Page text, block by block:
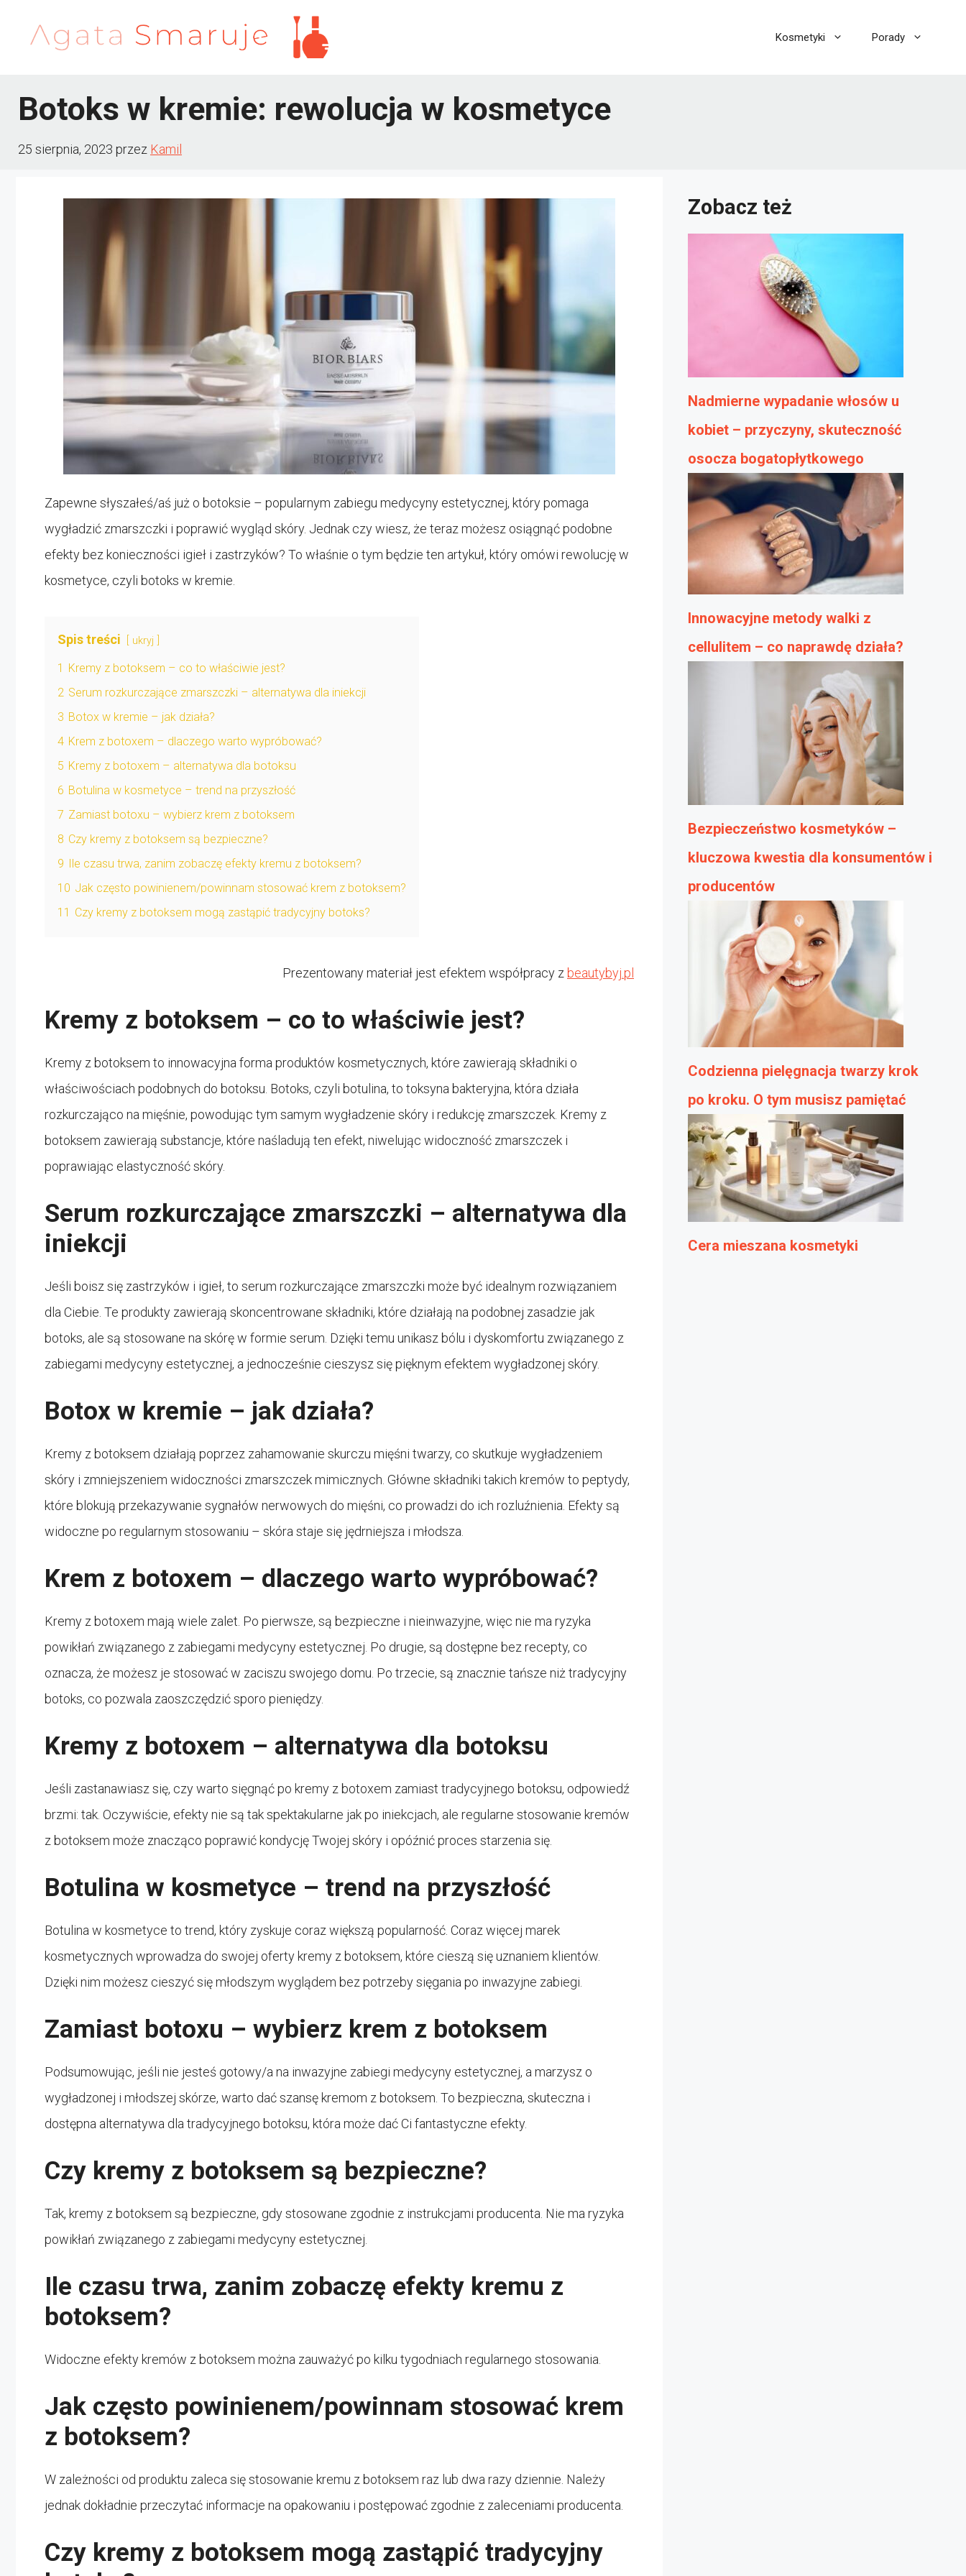
Kosmetyki Porady
Botoks w kremie: rewolucja w kosmetyce
25 sierpnia, 2023 przez Kamil
Zapewne słyszałeś/aś już o botoksie – popularnym zabiegu medycyny estetycznej, który pomaga
wygładzić zmarszczki i poprawić wygląd skóry. Jednak czy wiesz, że teraz możesz osiągnąć podobne
efekty bez konieczności igieł i zastrzyków? To właśnie o tym będzie ten artykuł, który omówi rewolucję w
kosmetyce, czyli botoks w kremie.
Spis treści ukryj
1 Kremy z botoksem – co to właściwie jest?
2 Serum rozkurczające zmarszczki – alternatywa dla iniekcji
3 Botox w kremie – jak działa?
4 Krem z botoxem – dlaczego warto wypróbować?
5 Kremy z botoxem – alternatywa dla botoksu
6 Botulina w kosmetyce – trend na przyszłość
7 Zamiast botoxu – wybierz krem z botoksem
8 Czy kremy z botoksem są bezpieczne?
9 Ile czasu trwa, zanim zobaczę efekty kremu z botoksem?
10 Jak często powinienem/powinnam stosować krem z botoksem?
11 Czy kremy z botoksem mogą zastąpić tradycyjny botoks?
Prezentowany materiał jest efektem współpracy z beautybyj.pl
Kremy z botoksem – co to właściwie jest?
Kremy z botoksem to innowacyjna forma produktów kosmetycznych, które zawierają składniki o
właściwościach podobnych do botoksu. Botoks, czyli botulina, to toksyna bakteryjna, która działa
rozkurczająco na mięśnie, powodując tym samym wygładzenie skóry i redukcję zmarszczek. Kremy z
botoksem zawierają substancje, które naśladują ten efekt, niwelując widoczność zmarszczek i
poprawiając elastyczność skóry.
Serum rozkurczające zmarszczki – alternatywa dla
iniekcji
Jeśli boisz się zastrzyków i igieł, to serum rozkurczające zmarszczki może być idealnym rozwiązaniem
dla Ciebie. Te produkty zawierają skoncentrowane składniki, które działają na podobnej zasadzie jak
botoks, ale są stosowane na skórę w formie serum. Dzięki temu unikasz bólu i dyskomfortu związanego z
zabiegami medycyny estetycznej, a jednocześnie cieszysz się pięknym efektem wygładzonej skóry.
Botox w kremie – jak działa?
Kremy z botoksem działają poprzez zahamowanie skurczu mięśni twarzy, co skutkuje wygładzeniem
skóry i zmniejszeniem widoczności zmarszczek mimicznych. Główne składniki takich kremów to peptydy,
które blokują przekazywanie sygnałów nerwowych do mięśni, co prowadzi do ich rozluźnienia. Efekty są
widoczne po regularnym stosowaniu – skóra staje się jędrniejsza i młodsza.
Krem z botoxem – dlaczego warto wypróbować?
Kremy z botoxem mają wiele zalet. Po pierwsze, są bezpieczne i nieinwazyjne, więc nie ma ryzyka
powikłań związanego z zabiegami medycyny estetycznej. Po drugie, są dostępne bez recepty, co
oznacza, że możesz je stosować w zaciszu swojego domu. Po trzecie, są znacznie tańsze niż tradycyjny
botoks, co pozwala zaoszczędzić sporo pieniędzy.
Kremy z botoxem – alternatywa dla botoksu
Jeśli zastanawiasz się, czy warto sięgnąć po kremy z botoxem zamiast tradycyjnego botoksu, odpowiedź
brzmi: tak. Oczywiście, efekty nie są tak spektakularne jak po iniekcjach, ale regularne stosowanie kremów
z botoksem może znacząco poprawić kondycję Twojej skóry i opóźnić proces starzenia się.
Botulina w kosmetyce – trend na przyszłość
Botulina w kosmetyce to trend, który zyskuje coraz większą popularność. Coraz więcej marek
kosmetycznych wprowadza do swojej oferty kremy z botoksem, które cieszą się uznaniem klientów.
Dzięki nim możesz cieszyć się młodszym wyglądem bez potrzeby sięgania po inwazyjne zabiegi.
Zamiast botoxu – wybierz krem z botoksem
Podsumowując, jeśli nie jesteś gotowy/a na inwazyjne zabiegi medycyny estetycznej, a marzysz o
wygładzonej i młodszej skórze, warto dać szansę kremom z botoksem. To bezpieczna, skuteczna i
dostępna alternatywa dla tradycyjnego botoksu, która może dać Ci fantastyczne efekty.
Czy kremy z botoksem są bezpieczne?
Tak, kremy z botoksem są bezpieczne, gdy stosowane zgodnie z instrukcjami producenta. Nie ma ryzyka
powikłań związanego z zabiegami medycyny estetycznej.
Ile czasu trwa, zanim zobaczę efekty kremu z
botoksem?
Widoczne efekty kremów z botoksem można zauważyć po kilku tygodniach regularnego stosowania.
Jak często powinienem/powinnam stosować krem
z botoksem?
W zależności od produktu zaleca się stosowanie kremu z botoksem raz lub dwa razy dziennie. Należy
jednak dokładnie przeczytać informacje na opakowaniu i postępować zgodnie z zaleceniami producenta.
Czy kremy z botoksem mogą zastąpić tradycyjny
Zobacz też
Nadmierne wypadanie włosów u
kobiet – przyczyny, skuteczność
osocza bogatopłytkowego
Innowacyjne metody walki z
cellulitem – co naprawdę działa?
Bezpieczeństwo kosmetyków –
kluczowa kwestia dla konsumentów i
producentów
Codzienna pielęgnacja twarzy krok
po kroku. O tym musisz pamiętać
Cera mieszana kosmetyki